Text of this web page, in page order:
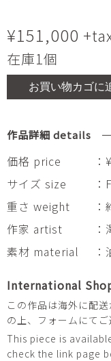
¥151,000
在庫1個
お買い物カゴに
作品詳細 details
価格 price
サイズ size
重さ weight
作家 artist
素材 material
International
この作品は海外に配
の上、フォームにてご
This piece is
check the link page